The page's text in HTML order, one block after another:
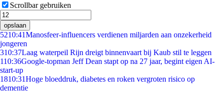
Scrollbar gebruiken
opslaan
5210:41Manosfeer-influencers verdienen miljarden aan onzekerheid
jongeren
310:37Laag waterpeil Rijn dreigt binnenvaart bij Kaub stil te leggen
110:36Google-topman Jeff Dean stapt op na 27 jaar, begint eigen AI-
start-up
1810:31Hoge bloeddruk, diabetes en roken vergroten risico op
dementie